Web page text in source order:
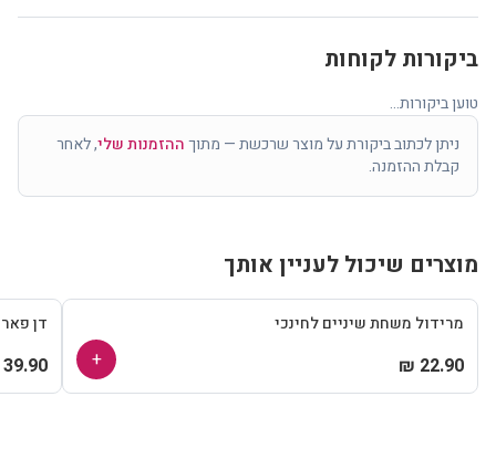
ביקורות לקוחות
טוען ביקורות...
ניתן לכתוב ביקורת על מוצר שרכשת — מתוךההזמנות שלי, לאחר
קבלת ההזמנה.
מוצרים שיכול לעניין אותך
מרידול משחת שיניים לחינכי
22.90 ₪
+
דן
39.90 ₪